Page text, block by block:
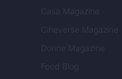
Casa Magazine
Cineverse Magazine
Donne Magazine
Food Blog